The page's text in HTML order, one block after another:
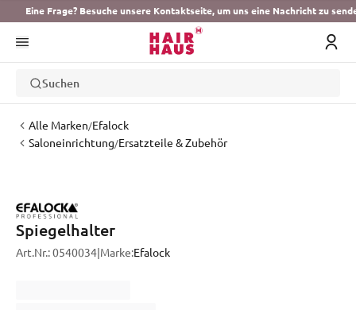
Eine Frage? Besuche unsere Kontaktseite, um uns eine Nachricht zu
Suchen
Alle Marken/Efalock
Saloneinrichtung/Ersatzteile & Zubehör
Spiegelhalter
Art.Nr.:0540034 Marke:Efalock